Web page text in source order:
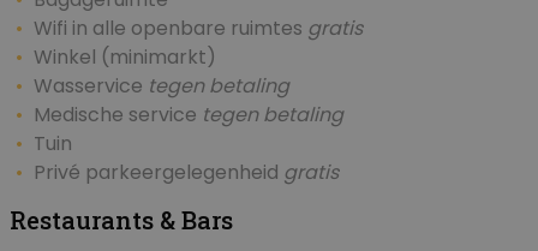
Wifi in alle openbare ruimtes gratis
Winkel (minimarkt)
Wasservice tegen betaling
Medische service tegen betaling
Tuin
Privé parkeergelegenheid gratis
Restaurants & Bars